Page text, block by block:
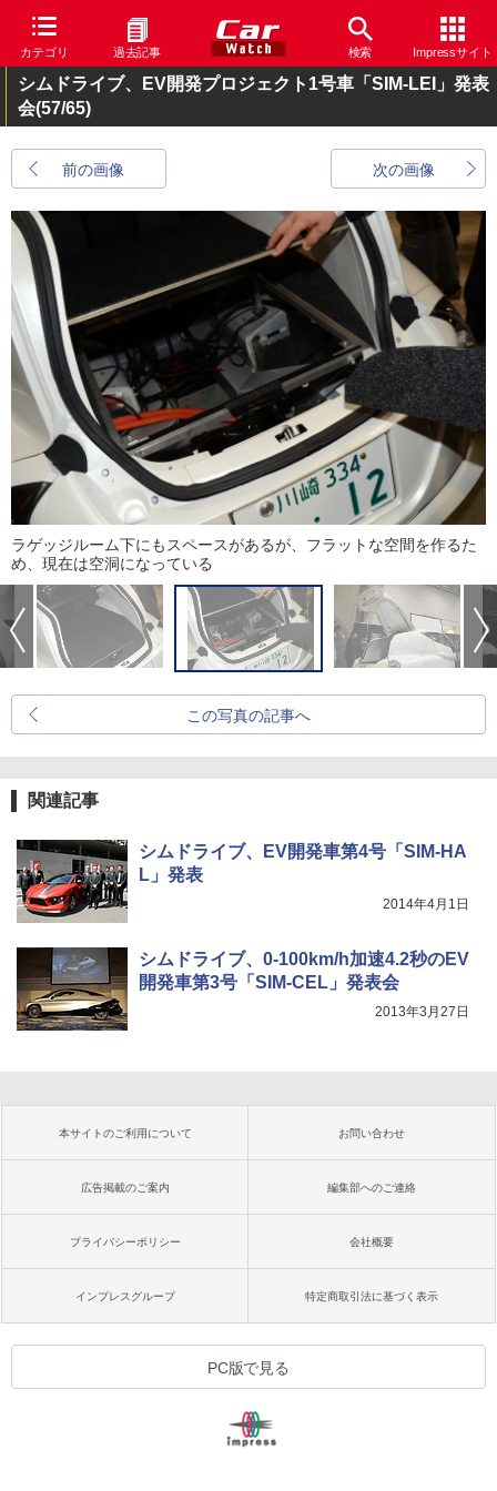
カテゴリ 過去記事 検索 Impressサイト
シムドライブ、EV開発プロジェクト1号車「SIM-LEI」発表
会(57/65)
前の画像 次の画像
ラゲッジルーム下にもスペースがあるが、フラットな空間を作るた
め、現在は空洞になっている
この写真の記事へ
関連記事
シムドライブ、EV開発車第4号「SIM-HA
L」発表
2014年4月1日
シムドライブ、0-100km/h加速4.2秒のEV
開発車第3号「SIM-CEL」発表会
2013年3月27日
本サイトのご利用について お問い合わせ
広告掲載のご案内 編集部へのご連絡
プライバシーポリシー 会社概要
インプレスグループ 特定商取引法に基づく表示
PC版で見る